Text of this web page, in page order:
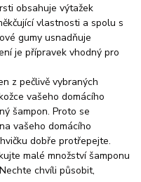
obsahuje výtažek
vlastnosti a spolu s
gumy usnadňuje
je přípravek vhodný pro
z pečlivě vybraných
vašeho domácího
šampon. Proto se
vašeho domácího
dobře protřepejte.
malé množství šamponu
chvíli působit,